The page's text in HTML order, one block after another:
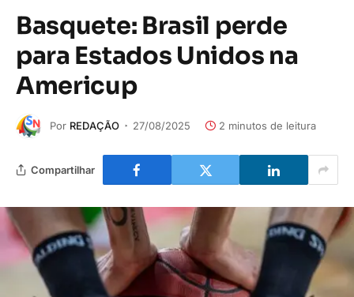
Basquete: Brasil perde
para Estados Unidos na
Americup
Por REDAÇÃO 27/08/2025 2 minutos de leitura
Compartilhar